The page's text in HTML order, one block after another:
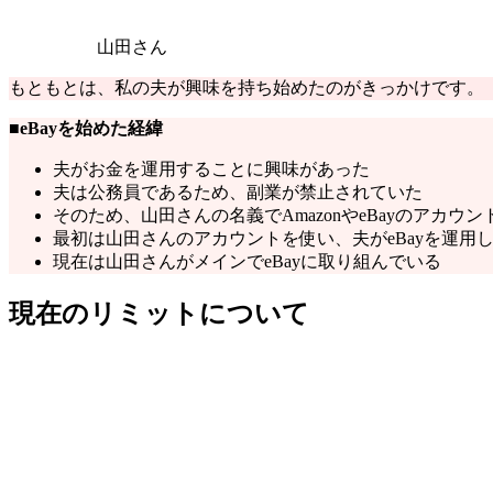
山田さん
もともとは、私の夫が興味を持ち始めたのがきっかけです。
■eBayを始めた経緯
夫がお金を運用することに興味があった
夫は公務員であるため、副業が禁止されていた
そのため、山田さんの名義でAmazonやeBayのアカウン
最初は山田さんのアカウントを使い、夫がeBayを運用
現在は山田さんがメインでeBayに取り組んでいる
現在のリミットについて